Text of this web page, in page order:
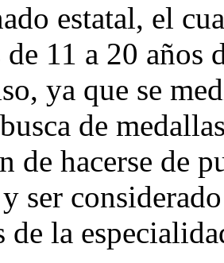
estatal, el
de 11 a 20 años
ya que se
de
de hacerse de
ser
de la